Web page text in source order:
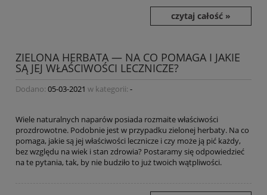
czytaj całość »
ZIELONA HERBATA — NA CO POMAGA I JAKIE
SĄ JEJ WŁAŚCIWOŚCI LECZNICZE?
Dodano: 05-03-2021 w kategorii: -
Wiele naturalnych naparów posiada rozmaite właściwości
prozdrowotne. Podobnie jest w przypadku zielonej herbaty. Na co
pomaga, jakie są jej właściwości lecznicze i czy może ją pić każdy,
bez względu na wiek i stan zdrowia? Postaramy się odpowiedzieć
na te pytania, tak, by nie budziło to już twoich wątpliwości.